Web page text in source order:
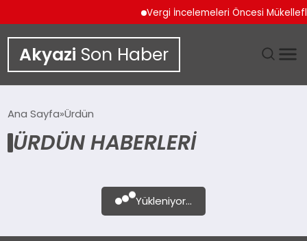
Vergi İncelemeleri Öncesi
Akyazi Son Haber
SIYASET
Ana Sayfa Ürdün
ÜRDÜN HABERLERI
Yükleniyor...